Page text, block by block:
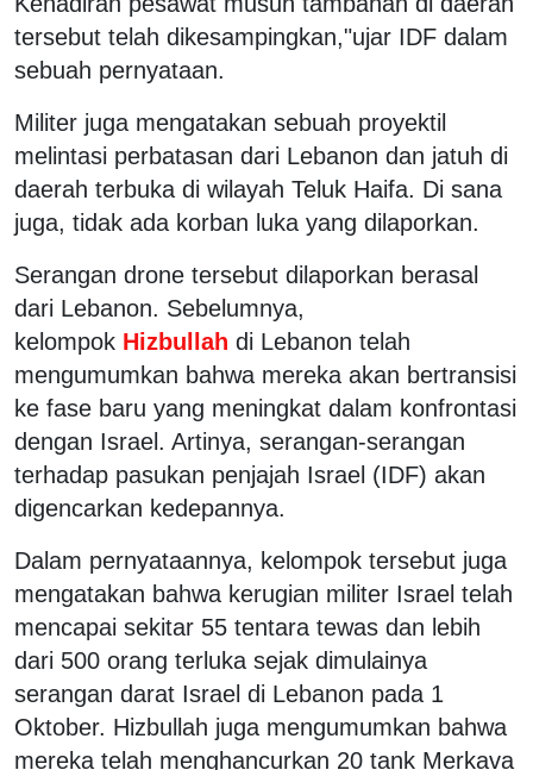
tersebut telah dikesampingkan,"ujar IDF dalam
sebuah pernyataan.
Militer juga mengatakan sebuah proyektil
melintasi perbatasan dari Lebanon dan jatuh di
daerah terbuka di wilayah Teluk Haifa. Di sana
juga, tidak ada korban luka yang dilaporkan.
Serangan drone tersebut dilaporkan berasal
dari Lebanon. Sebelumnya,
kelompok Hizbullah di Lebanon telah
mengumumkan bahwa mereka akan bertransisi
ke fase baru yang meningkat dalam konfrontasi
dengan Israel. Artinya, serangan-serangan
terhadap pasukan penjajah Israel (IDF) akan
digencarkan kedepannya.
Dalam pernyataannya, kelompok tersebut juga
mengatakan bahwa kerugian militer Israel telah
mencapai sekitar 55 tentara tewas dan lebih
dari 500 orang terluka sejak dimulainya
serangan darat Israel di Lebanon pada 1
Oktober. Hizbullah juga mengumumkan bahwa
mereka telah menghancurkan 20 tank Merkava